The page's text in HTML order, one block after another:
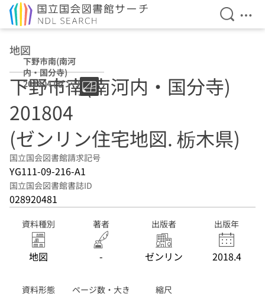
検索を
メ
地図
下野市南(南河
内・国分寺)
201804 (ゼンリン
住宅地図. 栃木県)
下野市南(南河内・国分寺)
201804
(ゼンリン住宅地図. 栃木県)
国立国会図書館請求記号
YG111-09-216-A1
国立国会図書館書誌ID
028920481
資料種別
地図
著者
-
出版者
ゼンリン
出版年
2018.4
資料形態
ページ数・大き
縮尺